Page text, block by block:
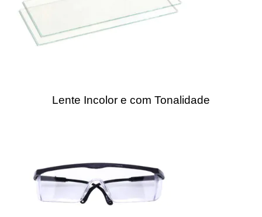
Lente Incolor e com Tonalidade